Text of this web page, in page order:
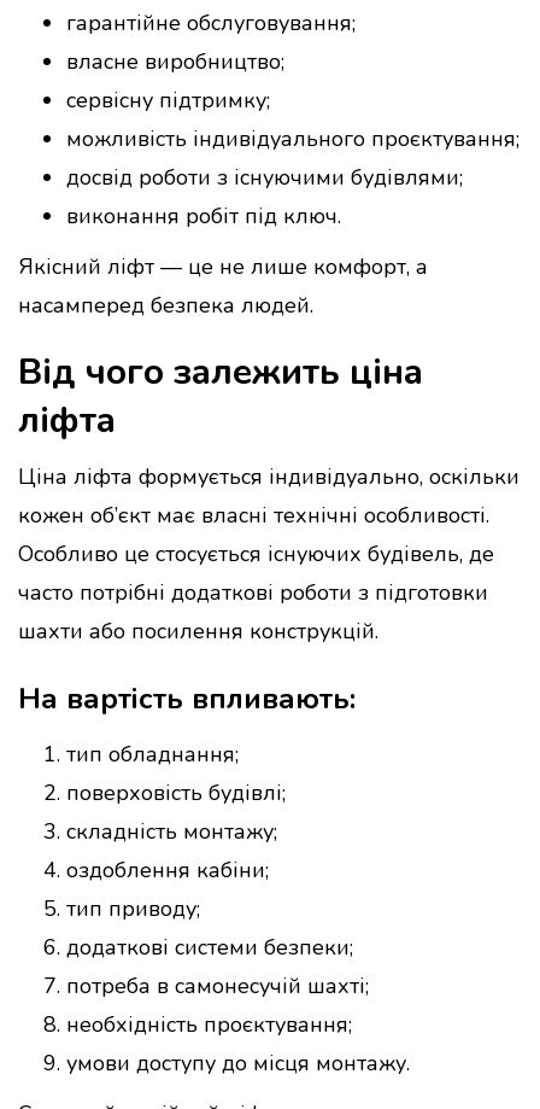
гарантійне обслуговування;
власне виробництво;
сервісну підтримку;
можливість індивідуального проєктування;
досвід роботи з існуючими будівлями;
виконання робіт під ключ.
Якісний ліфт — це не лише комфорт, а
насамперед безпека людей.
Від чого залежить ціна
ліфта
Ціна ліфта формується індивідуально, оскільки
кожен об’єкт має власні технічні особливості.
Особливо це стосується існуючих будівель, де
часто потрібні додаткові роботи з підготовки
шахти або посилення конструкцій.
На вартість впливають:
тип обладнання;
поверховість будівлі;
складність монтажу;
оздоблення кабіни;
тип приводу;
додаткові системи безпеки;
потреба в самонесучій шахті;
необхідність проєктування;
умови доступу до місця монтажу.